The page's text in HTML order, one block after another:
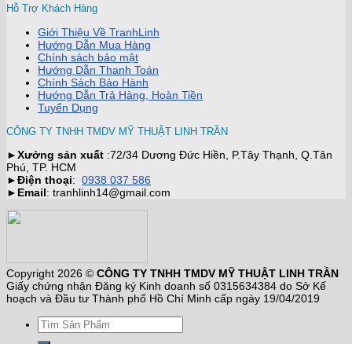
Hỗ Trợ Khách Hàng
Giới Thiệu Về TranhLinh
Hướng Dẫn Mua Hàng
Chính sách bảo mật
Hướng Dẫn Thanh Toán
Chính Sách Bảo Hành
Hướng Dẫn Trả Hàng, Hoàn Tiền
Tuyển Dụng
CÔNG TY TNHH TMDV MỸ THUẬT LINH TRẦN
►Xưởng sản xuất :72/34 Dương Đức Hiền, P.Tây Thạnh, Q.Tân
Phú, TP. HCM
►Điện thoại: 0938 037 586
► Email: tranhlinh14@gmail.com
Copyright 2026 © CÔNG TY TNHH TMDV MỸ THUẬT LINH TRẦN
Giấy chứng nhận Đăng ký Kinh doanh số 0315634384 do Sở Kế
hoạch và Đầu tư Thành phố Hồ Chí Minh cấp ngày 19/04/2019